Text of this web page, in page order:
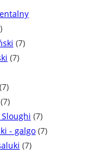
(7)
(7)
(7)
(7)
(7)
- galgo (7)
(7)